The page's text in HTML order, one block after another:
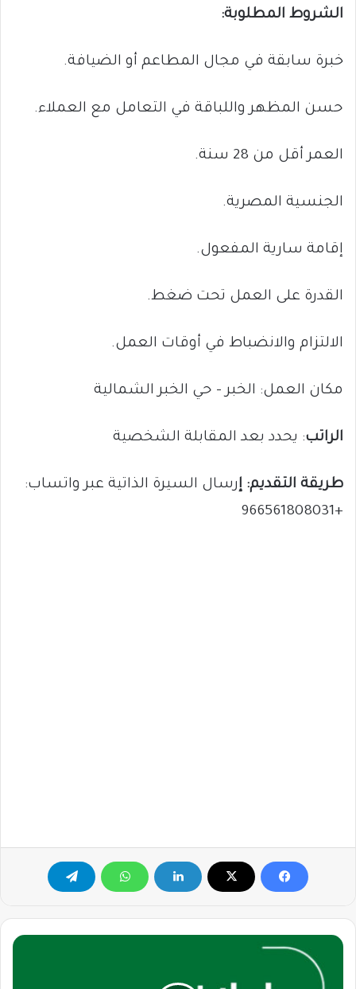
الشروط المطلوبة:
خبرة سابقة في مجال المطاعم أو الضيافة.
حسن المظهر واللباقة في التعامل مع العملاء.
العمر أقل من 28 سنة.
الجنسية المصرية.
إقامة سارية المفعول.
القدرة على العمل تحت ضغط.
الالتزام والانضباط في أوقات العمل.
مكان العمل: الخبر – حي الخبر الشمالية
الراتب: يحدد بعد المقابلة الشخصية
طريقة التقديم: إرسال السيرة الذاتية عبر واتساب:
+966561808031
وظائف
هندسية
بقسم